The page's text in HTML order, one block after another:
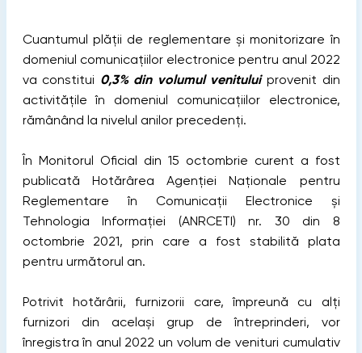
Cuantumul plății de reglementare și monitorizare în
domeniul comunicațiilor electronice pentru anul 2022
va constitui 0,3% din volumul venituluiprovenit din
activitățile în domeniul comunicațiilor electronice,
rămânând la nivelul anilor precedenți.
În Monitorul Oficial din 15 octombrie curent a fost
publicată Hotărârea Agenției Naționale pentru
Reglementare în Comunicații Electronice și
Tehnologia Informației (ANRCETI) nr. 30 din 8
octombrie 2021, prin care a fost stabilită plata
pentru următorul an.
Potrivit hotărârii, furnizorii care, împreună cu alți
furnizori din același grup de întreprinderi, vor
înregistra în anul 2022 un volum de venituri cumulativ